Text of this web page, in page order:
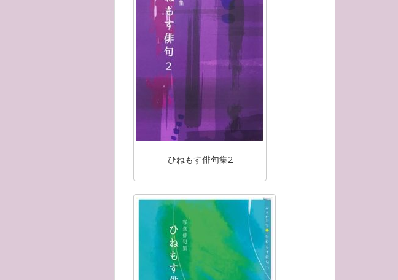
ひねもす俳句集2